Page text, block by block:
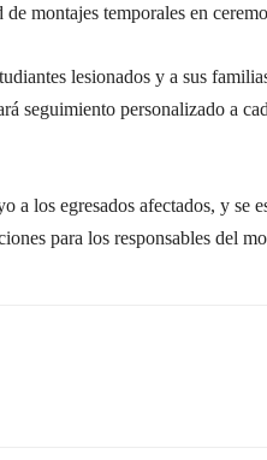
montajes temporales en
lesionados y a sus
seguimiento personalizado a
los egresados afectados, y se
para los responsables del